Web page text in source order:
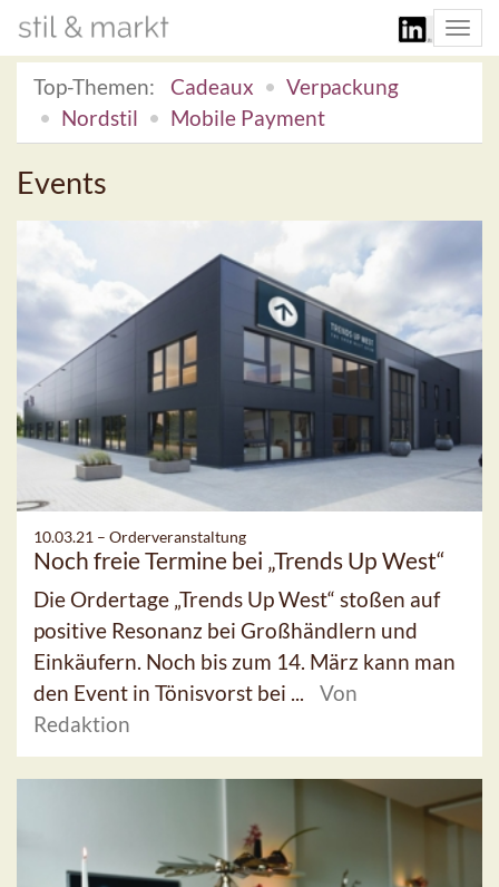
Top-Themen:
Cadeaux
Verpackung
Nordstil
Mobile Payment
Events
10.03.21 – Orderveranstaltung
Noch freie Termine bei „Trends Up West“
Die Ordertage „Trends Up West“ stoßen auf
positive Resonanz bei Großhändlern und
Einkäufern. Noch bis zum 14. März kann man
den Event in Tönisvorst bei ...
Von
Redaktion